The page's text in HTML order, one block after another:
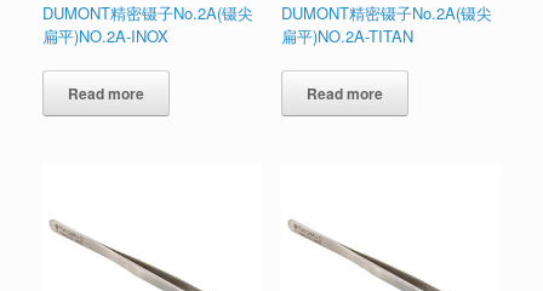
DUMONT精密镊子No.2A(镊尖
扁平)NO.2A-INOX
Read more
DUMONT精密镊子No.2A(镊尖
扁平)NO.2A-TITAN
Read more